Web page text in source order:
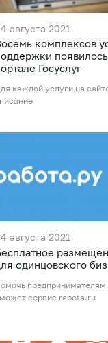
августа 2021
комплексов
Госуслуг
каждой услуги на
августа 2021
одинцовского
предпринимателям
сервис rabota.ru